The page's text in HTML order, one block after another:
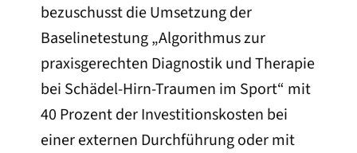
bezuschusst die Umsetzung der
Baselinetestung „Algorithmus zur
praxisgerechten Diagnostik und Therapie
bei Schädel-Hirn-Traumen im Sport“ mit
40 Prozent der Investitionskosten bei
einer externen Durchführung oder mit